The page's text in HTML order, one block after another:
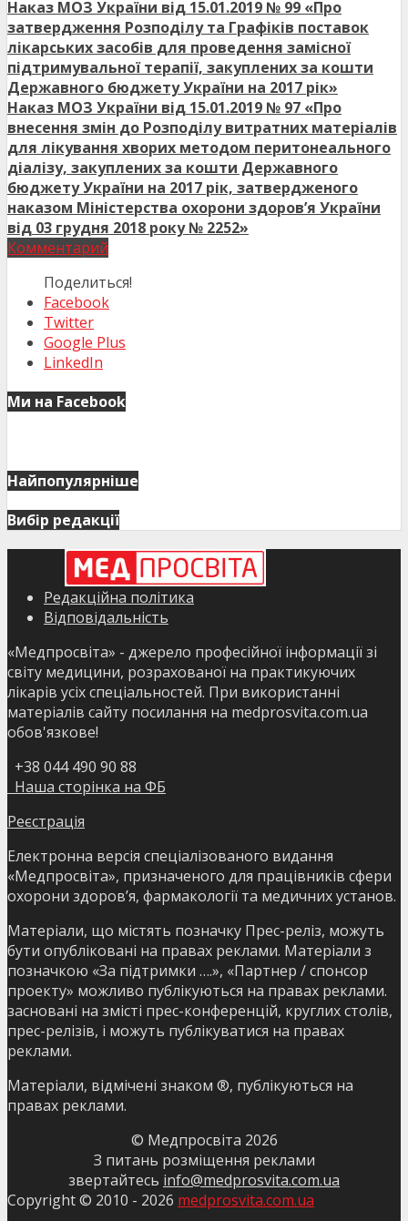
Наказ МОЗ України від 15.01.2019 № 99 «Про
затвердження Розподілу та Графіків поставок
лікарських засобів для проведення замісної
підтримувальної терапії, закуплених за кошти
Державного бюджету України на 2017 рік»
Наказ МОЗ України від 15.01.2019 № 97 «Про
внесення змін до Розподілу витратних матеріалів
для лікування хворих методом перитонеального
діалізу, закуплених за кошти Державного
бюджету України на 2017 рік, затвердженого
наказом Міністерства охорони здоров’я України
від 03 грудня 2018 року № 2252»
Комментарий
Поделиться!
Facebook
Twitter
Google Plus
LinkedIn
Ми на Facebook
Найпопулярніше
Вибір редакції
Редакційна політика
Відповідальність
«Медпросвіта» - джерело професійної інформації зі
світу медицини, розрахованої на практикуючих
лікарів усіх спеціальностей. При використанні
матеріалів сайту посилання на medprosvita.com.ua
обов'язкове!
+38 044 490 90 88
Наша сторінка на ФБ
Реєстрація
Електронна версія спеціалізованого видання
«Медпросвіта», призначеного для працівників сфери
охорони здоров’я, фармакології та медичних установ.
Матеріали, що містять позначку Прес-реліз, можуть
бути опубліковані на правах реклами. Матеріали з
позначкою «За підтримки ….», «Партнер / спонсор
проекту» можливо публікуються на правах реклами.
засновані на змісті прес-конференцій, круглих столів,
прес-релізів, і можуть публікуватися на правах
реклами.
Матеріали, відмічені знаком ®, публікуються на
правах реклами.
© Медпросвіта 2026
З питань розміщення реклами
звертайтесь info@medprosvita.com.ua
Copyright © 2010 - 2026 medprosvita.com.ua